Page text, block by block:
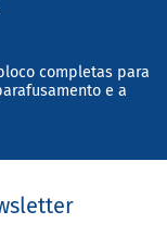
completas para
e a